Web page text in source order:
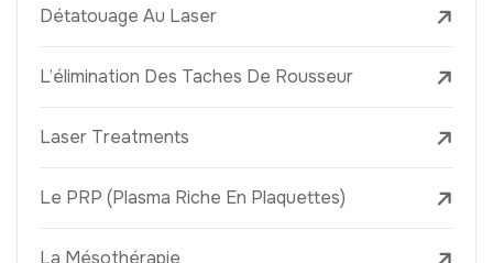
Détatouage Au Laser
L’élimination Des Taches De Rousseur
Laser Treatments
Le PRP (Plasma Riche En Plaquettes)